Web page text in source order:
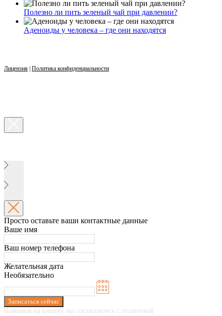
Полезно ли пить зеленый чай при давлении?
Аденоиды у человека – где они находятся
Лицензия Политика конфиденциальности
Просто оставьте ваши контактные данные
Ваше имя
Ваш номер телефона
Желательная дата
Необязательно
Записаться сейчас
Нажимая на кнопку вы соглашаетесь с политикой